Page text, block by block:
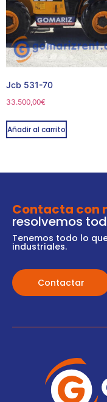
Jcb 531-70
33.500,00€
Añadir al carrito
Contacta con
resolvemos
Tenemos todo lo
industriales.
Contactar